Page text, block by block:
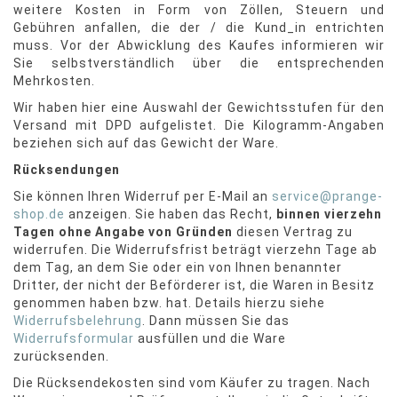
weitere Kosten in Form von Zöllen, Steuern und
Gebühren anfallen, die der / die Kund_in entrichten
muss. Vor der Abwicklung des Kaufes informieren wir
Sie selbstverständlich über die entsprechenden
Mehrkosten.
Wir haben hier eine Auswahl der Gewichtsstufen für den
Versand mit DPD aufgelistet. Die Kilogramm-Angaben
beziehen sich auf das Gewicht der Ware.
Rücksendungen
Sie können Ihren Widerruf per E-Mail an service@prange-
shop.de anzeigen. Sie haben das Recht, binnen vierzehn
Tagen ohne Angabe von Gründen diesen Vertrag zu
widerrufen. Die Widerrufsfrist beträgt vierzehn Tage ab
dem Tag, an dem Sie oder ein von Ihnen benannter
Dritter, der nicht der Beförderer ist, die Waren in Besitz
genommen haben bzw. hat. Details hierzu siehe
Widerrufsbelehrung
. Dann müssen Sie das
Widerrufsformular ausfüllen und die Ware
zurücksenden.
Die Rücksendekosten sind vom Käufer zu tragen. Nach